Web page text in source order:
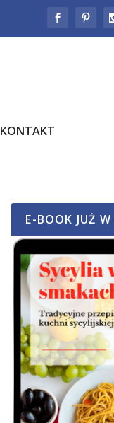
KONTAKT
E-BOOK JUŻ